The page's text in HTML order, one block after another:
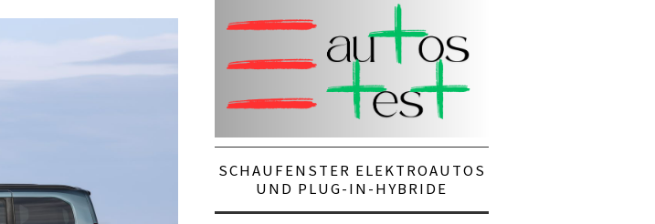
SCHAUFENSTER ELEKTROAUTOS
UND PLUG-IN-HYBRIDE